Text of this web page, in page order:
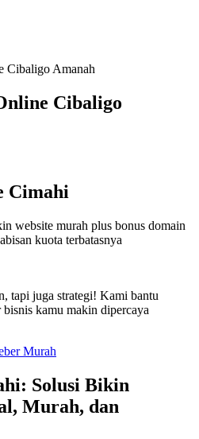
Cibaligo Amanah
Cibaligo
Cimahi
website murah plus bonus domain
kuota terbatasnya
tapi juga strategi! Kami bantu
kamu makin dipercaya
Murah
Solusi Bikin
Murah, dan